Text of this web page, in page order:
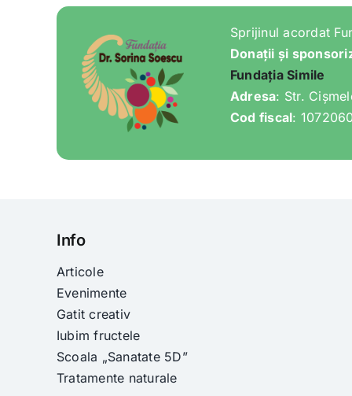
Sprijinul acordat
Donații și
Fundația Simile
Adresa: Str.
Cod fiscal:
Info
Articole
Evenimente
Gatit creativ
Iubim fructele
Scoala „Sanatate 5D”
Tratamente naturale